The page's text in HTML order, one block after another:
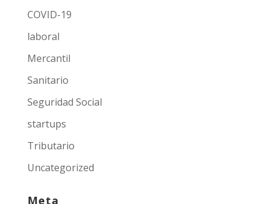
COVID-19
laboral
Mercantil
Sanitario
Seguridad Social
startups
Tributario
Uncategorized
Meta